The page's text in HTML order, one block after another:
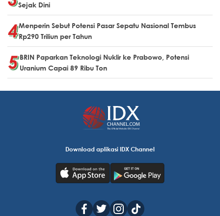
Sejak Dini
Menperin Sebut Potensi Pasar Sepatu Nasional Tembus
Rp290 Triliun per Tahun
BRIN Paparkan Teknologi Nuklir ke Prabowo, Potensi
Uranium Capai 89 Ribu Ton
Download aplikasi IDX Channel